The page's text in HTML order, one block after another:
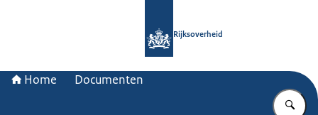
Rijksoverheid
Home Documenten